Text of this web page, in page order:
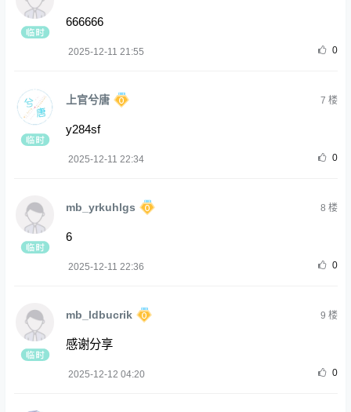
666666
2025-12-11 21:55 0
上官兮唐 7 楼
y284sf
2025-12-11 22:34 0
mb_yrkuhlgs 8 楼
6
2025-12-11 22:36 0
mb_ldbucrik 9 楼
感谢分享
2025-12-12 04:20 0